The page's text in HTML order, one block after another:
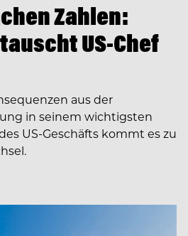
Zahlen:
US-Chef
aus der
in seinem wichtigsten
US-Geschäfts kommt es zu